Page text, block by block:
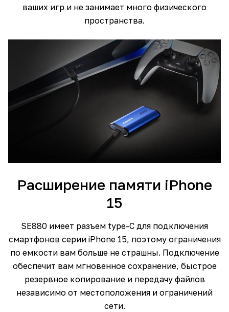
ваших игр и не занимает много физического
пространства.
Расширение памяти iPhone
15
SE880 имеет разъем type-C для подключения
смартфонов серии iPhone 15, поэтому ограничения
по емкости вам больше не страшны. Подключение
обеспечит вам мгновенное сохранение, быстрое
резервное копирование и передачу файлов
независимо от местоположения и ограничений
сети.